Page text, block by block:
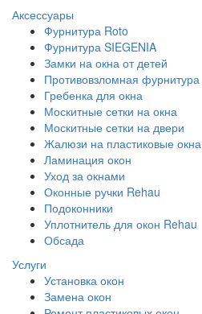
Аксессуары
Фурнитура Roto
Фурнитура SIEGENIA
Замки на окна от детей
Противовзломная фурнитура
Гребенка для окна
Москитные сетки на окна
Москитные сетки на двери
Жалюзи на пластиковые окна
Ламинация окон
Уход за окнами
Оконные ручки Rehau
Подоконники
Уплотнитель для окон Rehau
Обсада
Услуги
Установка окон
Замена окон